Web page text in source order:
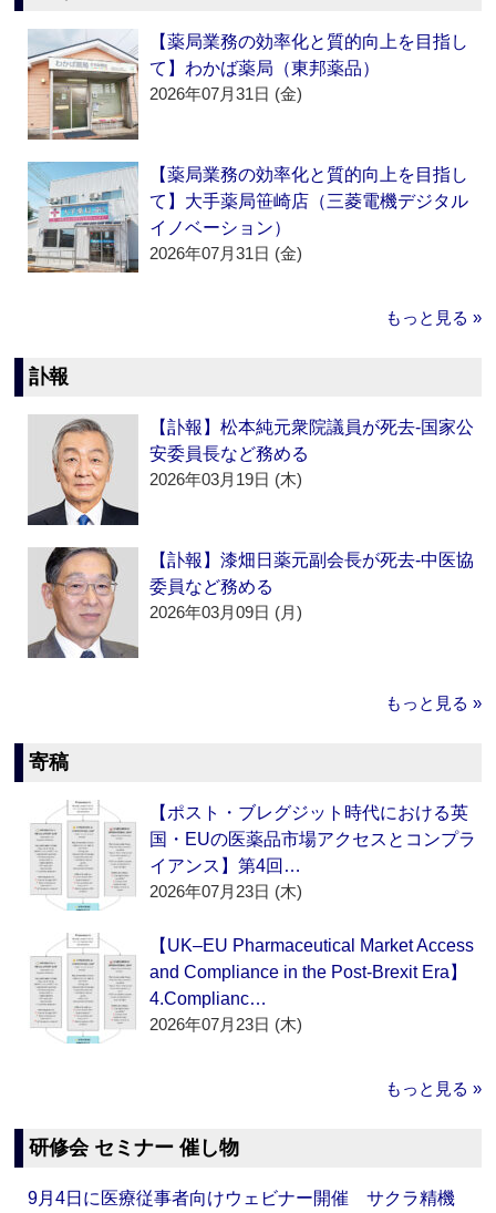
【薬局業務の効率化と質的向上を目指し
て】わかば薬局（東邦薬品）
2026年07月31日 (金)
【薬局業務の効率化と質的向上を目指し
て】大手薬局笹崎店（三菱電機デジタル
イノベーション）
2026年07月31日 (金)
もっと見る »
訃報
【訃報】松本純元衆院議員が死去‐国家公
安委員長など務める
2026年03月19日 (木)
【訃報】漆畑日薬元副会長が死去‐中医協
委員など務める
2026年03月09日 (月)
もっと見る »
寄稿
【ポスト・ブレグジット時代における英
国・EUの医薬品市場アクセスとコンプラ
イアンス】第4回…
2026年07月23日 (木)
【UK–EU Pharmaceutical Market Access
and Compliance in the Post-Brexit Era】
4.Complianc…
2026年07月23日 (木)
もっと見る »
研修会 セミナー 催し物
9月4日に医療従事者向けウェビナー開催 サクラ精機